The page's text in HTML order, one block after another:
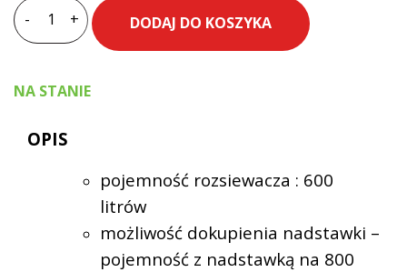
-
ilość
RS-
nierdzewny
+ DODAJ DO KOSZYKA
NA STANIE
OPIS
pojemność rozsiewacza : 600
litrów
możliwość dokupienia nadstawki –
pojemność z nadstawką na 800